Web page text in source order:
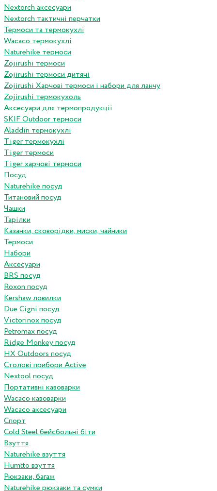
Nextorch аксесуари
Nextorch тактичні перчатки
Термоси та термокухлі
Wacaco термокухлі
Naturehike термоси
Zojirushi термоси
Zojirushi термоси дитячі
Zojirushi Харчові термоси і набори для ланчу
Zojirushi термокухоль
Аксесуари для термопродукціі
SKIF Outdoor термоси
Aladdin термокухлі
Tiger термокухлі
Tiger термоси
Tiger харчові термоси
Посуд
Naturehike посуд
Титановий посуд
Чашки
Тарілки
Казанки, сковорідки, миски, чайники
Термоси
Набори
Аксесуари
BRS посуд
Roxon посуд
Kershaw ловилки
Due Cigni посуд
Victorinox посуд
Petromax посуд
Ridge Monkey посуд
HX Outdoors посуд
Столові прибори Active
Nextool посуд
Портативні кавоварки
Wacaco кавоварки
Wacaco аксесуари
Спорт
Cold Steel бейсбольні біти
Взуття
Naturehike взуття
Humtto взуття
Рюкзаки, багаж
Naturehike рюкзаки та сумки